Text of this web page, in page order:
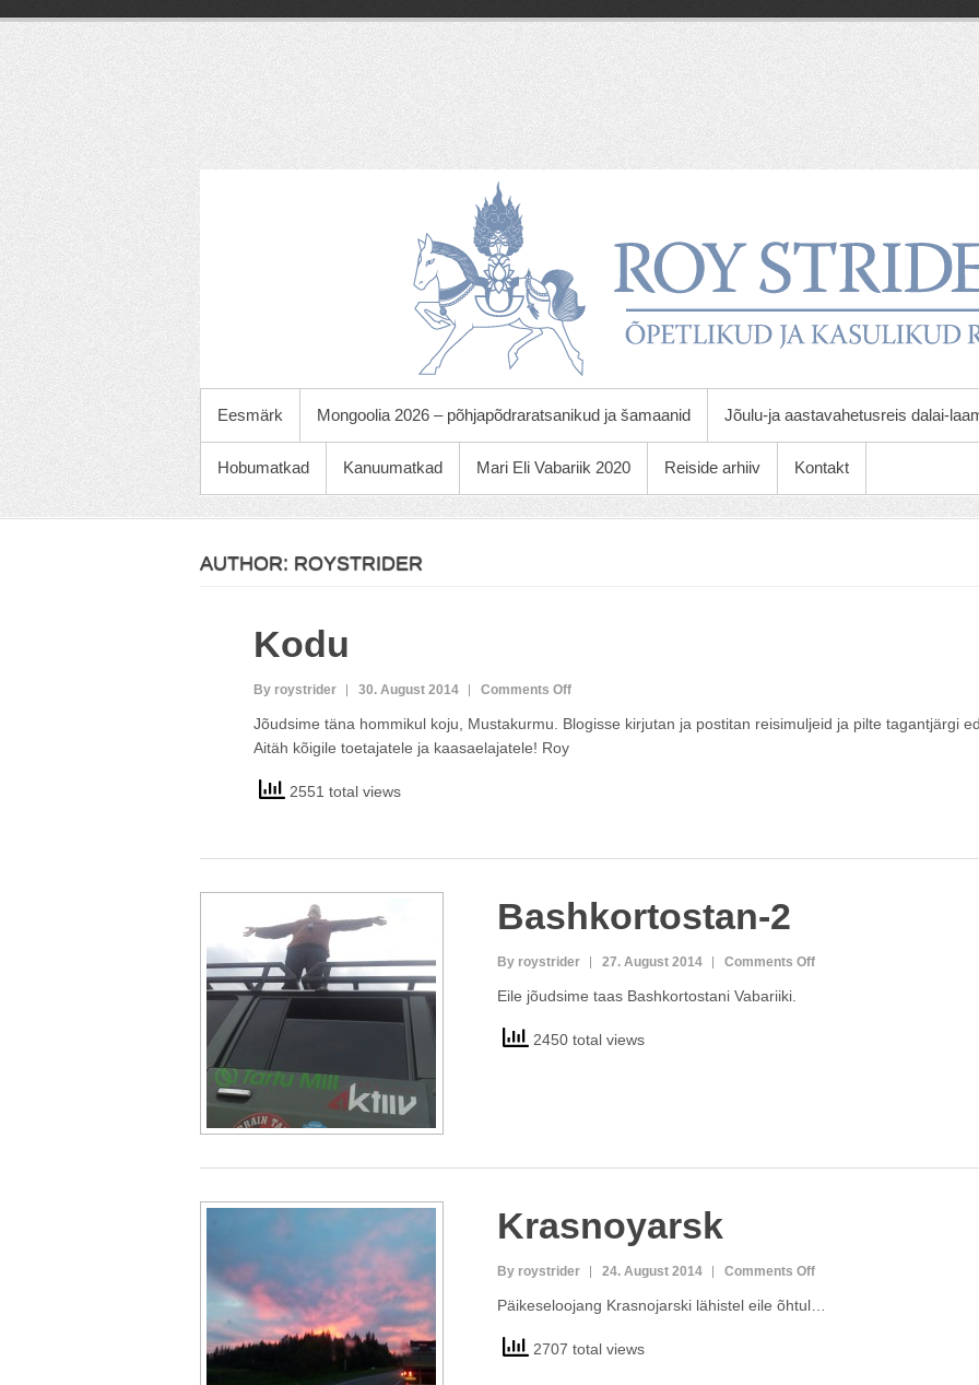
content
Roy
Strideri
kasulikud
PRIMARY MENU
Eesmärk Mongoolia 2026 – põhjapõdraratsanikud ja šamaanid Jõulu-ja aastavahetusreis dalai-
Hobumatkad Kanuumatkad Mari Eli Vabariik 2020 Reiside arhiiv Kontakt
AUTHOR: ROYSTRIDER
Kodu
By roystrider 30. August 2014 Comments Offon
Jõudsime täna hommikul koju, Mustakurmu. Blogisse kirjutan ja postitan reisimuljeid ja pilte tagantjärgi
Aitäh kõigile toetajatele ja kaasaelajatele! Roy
2551 total views
Bashkortostan-2
By roystrider 27. August 2014 Comments Offon
Eile jõudsime taas Bashkortostani Vabariiki.
2450 total views
Krasnoyarsk
By roystrider 24. August 2014 Comments Offon
Päikeseloojang Krasnojarski lähistel eile õhtul…
2707 total views